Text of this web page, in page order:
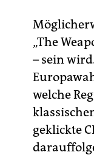
„The
– sein
welche
geklickte